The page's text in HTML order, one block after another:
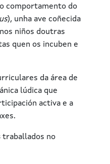
comportamento do
), unha ave coñecida
niños doutras
quen os incuben e
da área de
lúdica que
activa e a
traballados no